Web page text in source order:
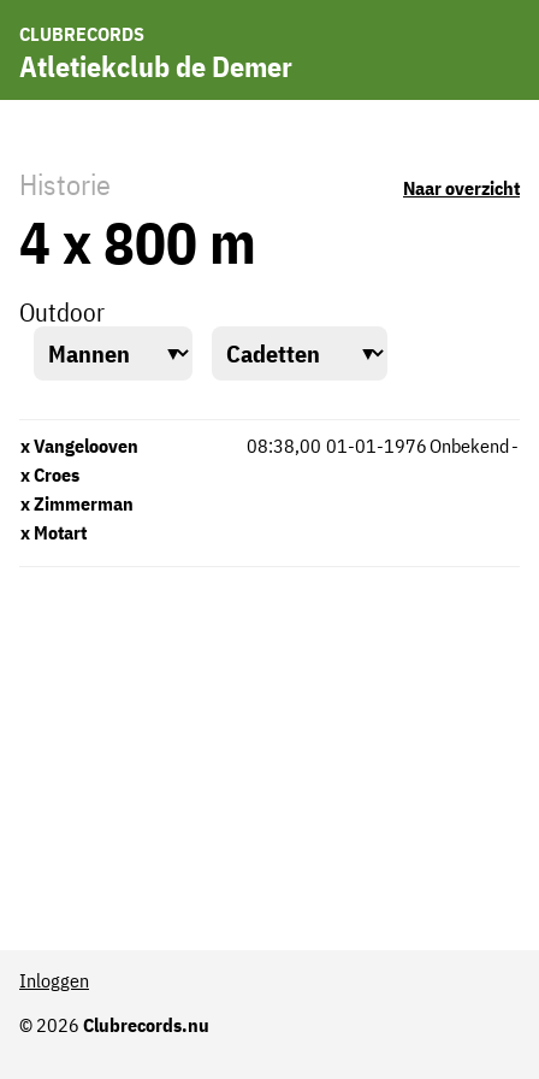
CLUBRECORDS
Atletiekclub de Demer
Historie Naar overzicht
4 x 800 m
Outdoor
x Vangelooven
x Croes
x Zimmerman
x Motart
Onbekend
08:38,00 -
01-01-1976
© 2026 Clubrecords.nu
Inloggen